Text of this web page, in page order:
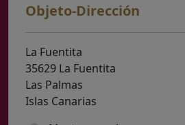
Objeto-Dirección
La Fuentita
35629 La Fuentita
Las Palmas
Islas Canarias